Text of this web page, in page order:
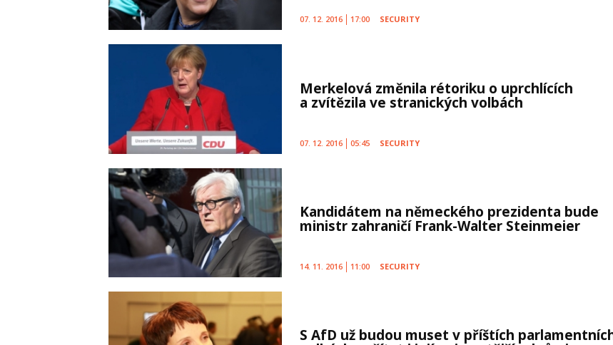
07. 12. 2016 17:00 SECURITY
Merkelová změnila rétoriku o uprchlících
a zvítězila ve stranických volbách
07. 12. 2016 05:45 SECURITY
Kandidátem na německého prezidenta bude
ministr zahraničí Frank-Walter Steinmeier
14. 11. 2016 11:00 SECURITY
S AfD už budou muset v příštích